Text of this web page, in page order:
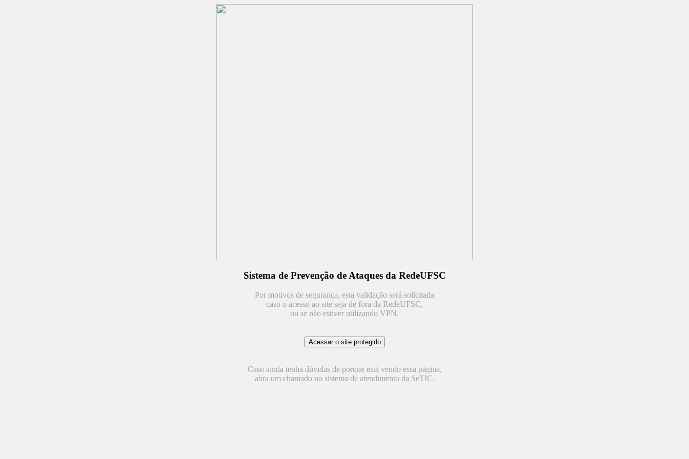
Sistema de Prevenção de Ataques da RedeUFSC
Por motivos de segurança, esta validação será solicitada
caso o acesso ao site seja de fora da RedeUFSC,
ou se não estiver utilizando VPN.
Caso ainda tenha dúvidas de porque está vendo essa página,
abra um chamado no sistema de atendimento da SeTIC.